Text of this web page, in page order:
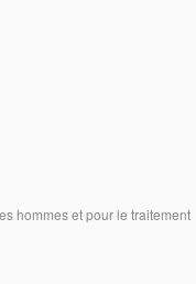
hommes et pour le traitement